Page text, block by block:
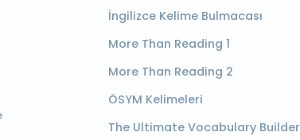
İngilizce Kelime Bulmacası
More Than Reading 1
More Than Reading 2
ÖSYM Kelimeleri
The Ultimate Vocabulary Builder